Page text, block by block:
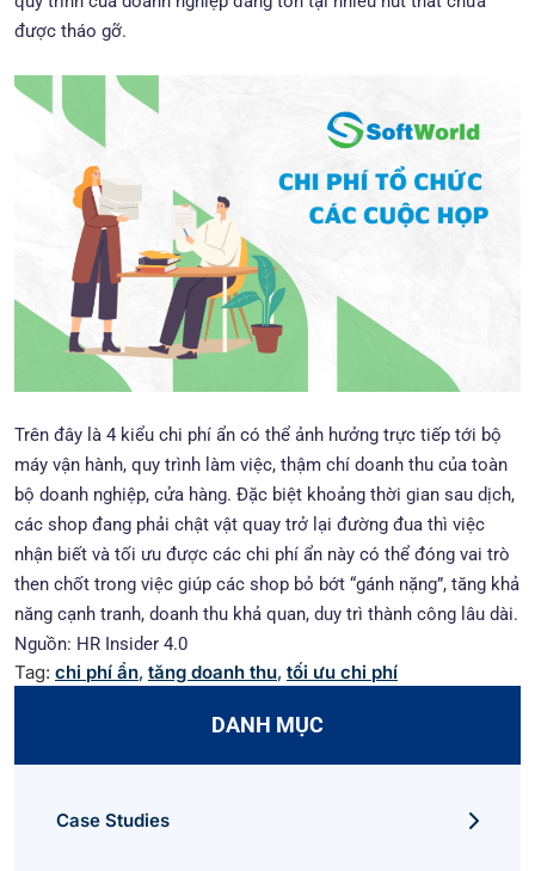
được tháo gỡ.
Trên đây là 4 kiểu chi phí ẩn có thể ảnh hưởng trực tiếp tới bộ
máy vận hành, quy trình làm việc, thậm chí doanh thu của toàn
bộ doanh nghiệp, cửa hàng. Đặc biệt khoảng thời gian sau dịch,
các shop đang phải chật vật quay trở lại đường đua thì việc
nhận biết và tối ưu được các chi phí ẩn này có thể đóng vai trò
then chốt trong việc giúp các shop bỏ bớt “gánh nặng”, tăng khả
năng cạnh tranh, doanh thu khả quan, duy trì thành công lâu dài.
Nguồn: HR Insider 4.0
Tag: chi phí ẩn, tăng doanh thu, tối ưu chi phí
DANH MỤC
Case Studies